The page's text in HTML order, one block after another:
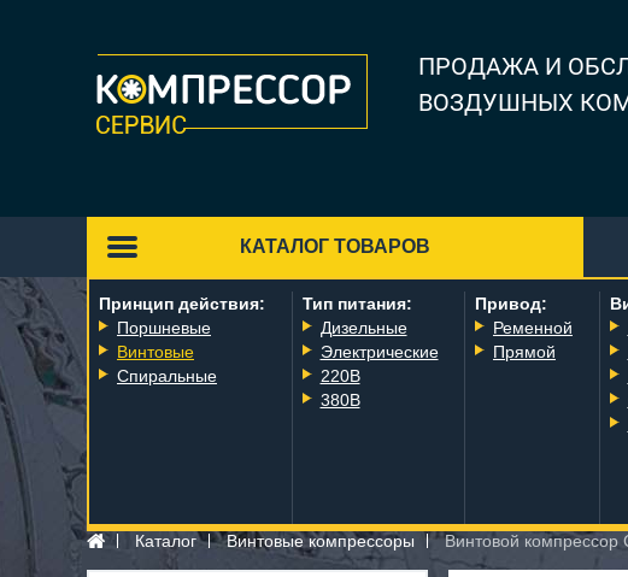
ПРОДАЖА И
ВОЗДУШНЫХ
КАТАЛОГ ТОВАРОВ
Принцип действия:
Поршневые
Винтовые
Спиральные
Тип питания:
Дизельные
Электрические
220В
380В
Привод:
Ременной
Прямой
Каталог Винтовые компрессоры Винтовой компрессор